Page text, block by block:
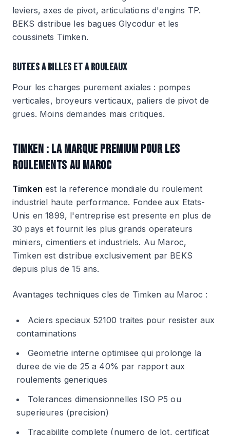
leviers, axes de pivot, articulations d'engins TP.
BEKS distribue les bagues Glycodur et les
coussinets Timken.
BUTEES A BILLES ET A ROULEAUX
Pour les charges purement axiales : pompes
verticales, broyeurs verticaux, paliers de pivot de
grues. Moins demandes mais critiques.
TIMKEN : LA MARQUE PREMIUM POUR LES
ROULEMENTS AU MAROC
Timken est la reference mondiale du roulement
industriel haute performance. Fondee aux Etats-
Unis en 1899, l'entreprise est presente en plus de
30 pays et fournit les plus grands operateurs
miniers, cimentiers et industriels. Au Maroc,
Timken est distribue exclusivement par BEKS
depuis plus de 15 ans.
Avantages techniques cles de Timken au Maroc :
Aciers speciaux 52100 traites pour resister aux
contaminations
Geometrie interne optimisee qui prolonge la
duree de vie de 25 a 40% par rapport aux
roulements generiques
Tolerances dimensionnelles ISO P5 ou
superieures (precision)
Tracabilite complete (numero de lot, certificat